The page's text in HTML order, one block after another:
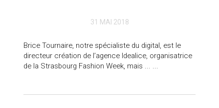
31 MAI 2018
Brice Tournaire, notre spécialiste du digital, est le
directeur création de l’agence Idealice, organisatrice
de la Strasbourg Fashion Week, mais ... ...